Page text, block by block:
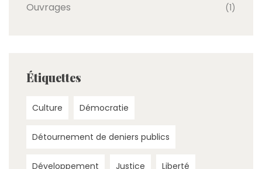
Ouvrages (1)
Étiquettes
Culture Démocratie
Détournement de deniers publics
Développement Justice Liberté